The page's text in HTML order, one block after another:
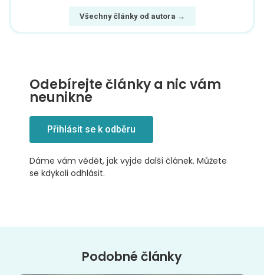
Všechny články od autora →
Odebírejte články a nic vám
neunikne
Přihlásit se k odběru
Dáme vám vědět, jak vyjde další článek. Můžete
se kdykoli odhlásit.
Podobné články